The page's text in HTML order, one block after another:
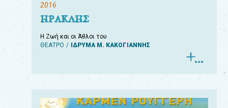
2016
ΗΡΑΚΛΗΣ
Η Ζωή και οι Άθλοι του
ΘΕΑΤΡΟ
ΙΔΡΥΜΑ Μ. ΚΑΚΟΓΙΑΝΝΗΣ